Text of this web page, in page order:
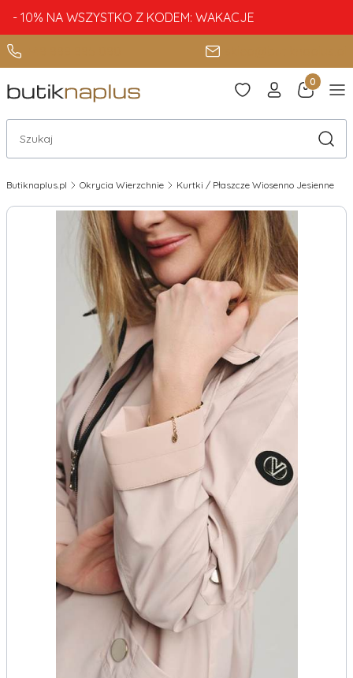
- 10% NA WSZYSTKO Z KODEM: WAKACJE
Produkty
Otwórz wyszukiwarkę
Butiknaplus.pl Okrycia Wierzchnie Kurtki / Płaszcze Wiosenno Jesienne